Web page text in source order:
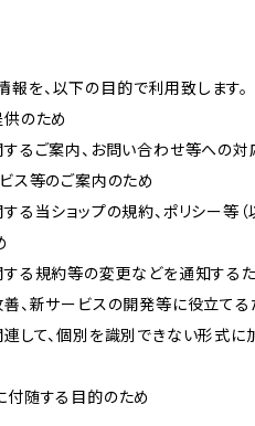
報を、以下の目的で利用致します。
供のため
するご案内、お問い合わせ等への対
ビス等のご案内のため
る当ショップの規約、ポリシー等（
する規約等の変更などを通知する
善、新サービスの開発等に役立てる
連して、個別を識別できない形式
付随する目的のため